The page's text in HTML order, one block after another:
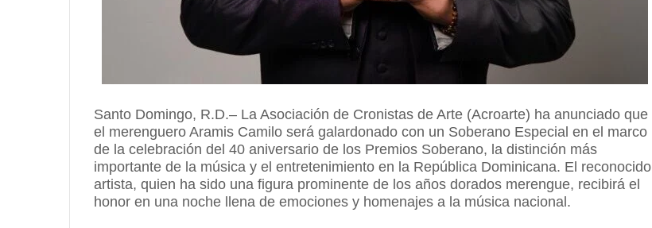
Santo Domingo, R.D.– La Asociación de Cronistas de Arte (Acroarte) ha anunciado que
el merenguero Aramis Camilo será galardonado con un Soberano Especial en el marco
de la celebración del 40 aniversario de los Premios Soberano, la distinción más
importante de la música y el entretenimiento en la República Dominicana. El reconocido
artista, quien ha sido una figura prominente de los años dorados merengue, recibirá el
honor en una noche llena de emociones y homenajes a la música nacional.